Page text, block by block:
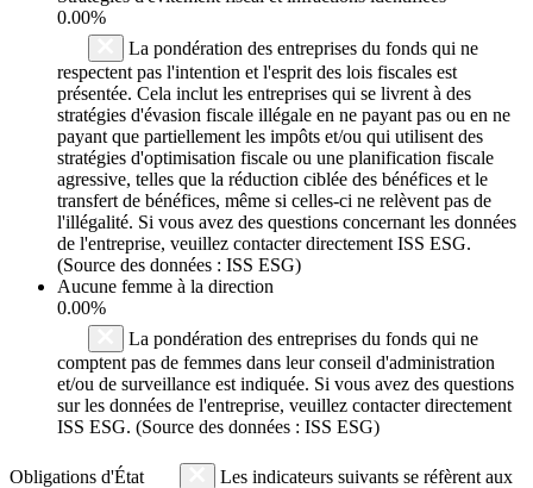
0.00%
La pondération des entreprises du fonds qui ne
respectent pas l'intention et l'esprit des lois fiscales est
présentée. Cela inclut les entreprises qui se livrent à des
stratégies d'évasion fiscale illégale en ne payant pas ou en ne
payant que partiellement les impôts et/ou qui utilisent des
stratégies d'optimisation fiscale ou une planification fiscale
agressive, telles que la réduction ciblée des bénéfices et le
transfert de bénéfices, même si celles-ci ne relèvent pas de
l'illégalité. Si vous avez des questions concernant les données
de l'entreprise, veuillez contacter directement ISS ESG.
(Source des données : ISS ESG)
Aucune femme à la direction
0.00%
La pondération des entreprises du fonds qui ne
comptent pas de femmes dans leur conseil d'administration
et/ou de surveillance est indiquée. Si vous avez des questions
sur les données de l'entreprise, veuillez contacter directement
ISS ESG. (Source des données : ISS ESG)
Obligations d'État
Les indicateurs suivants se réfèrent aux